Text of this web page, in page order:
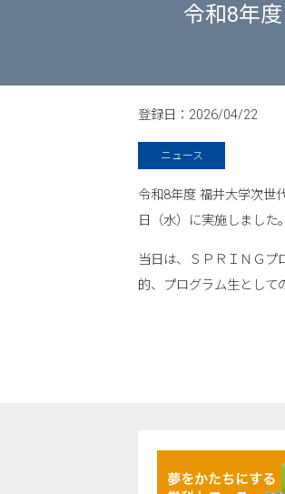
令和8年
登録日： 2026/04/22
ニュース
令和8年度 福井大学次世
日（水）に実施しました。
当日は、ＳＰＲＩＮＧプ
的、プログラム生として